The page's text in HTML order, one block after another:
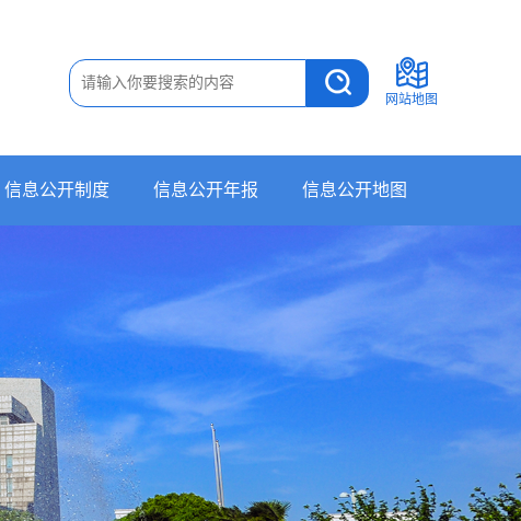
网站地图
信息公开制度 信息公开年报 信息公开地图